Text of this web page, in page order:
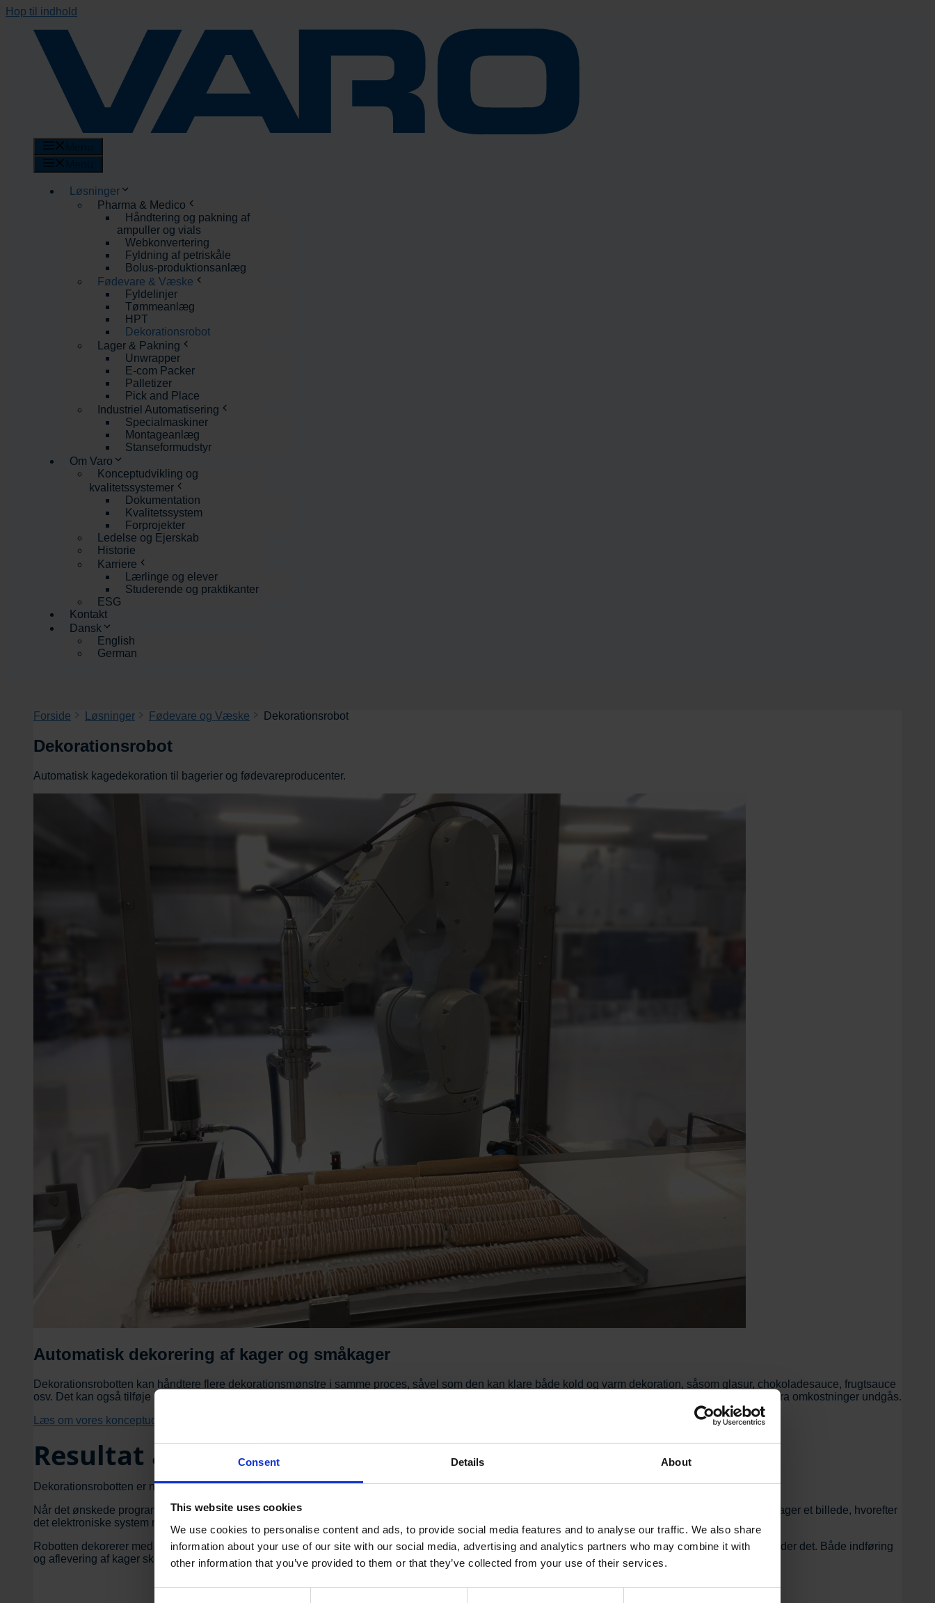
Consent Details About
This website uses cookies
We use cookies to personalise content and ads, to provide social media features and to analyse our traffic. We also share
information about your use of our site with our social media, advertising and analytics partners who may combine it with
other information that you’ve provided to them or that they’ve collected from your use of their services.
Hop til indhold
Løsninger
Pharma & Medico
Håndtering og pakning af
ampuller og vials
Webkonvertering
Fyldning af petriskåle
Bolus-produktionsanlæg
Fødevare & Væske
Fyldelinjer
Tømmeanlæg
HPT
Dekorationsrobot
Lager & Pakning
Unwrapper
E-com Packer
Palletizer
Pick and Place
Industriel Automatisering
Specialmaskiner
Montageanlæg
Stanseformudstyr
Om Varo
Konceptudvikling og
kvalitetssystemer
Dokumentation
Kvalitetssystem
Forprojekter
Ledelse og Ejerskab
Historie
Karriere
Lærlinge og elever
Studerende og praktikanter
ESG
Kontakt
Dansk
English
German
Forside Løsninger Fødevare og Væske Dekorationsrobot
Dekorationsrobot
Automatisk kagedekoration til bagerier og fødevareproducenter.
Automatisk dekorering af kager og småkager
Dekorationsrobotten kan håndtere flere dekorationsmønstre i samme proces, såvel som den kan klare både kold og varm dekoration, såsom glasur, chokoladesauce, frugtsauce
osv. Det kan også tilføje små genstande, som bær eller anden pynt. Som en option kan udstyret justeres til at passe til jeres standard kageplader, så ekstra omkostninger undgås.
Læs om vores konceptudvikling
Resultat af høj kvalitet - nem betjening
Dekorationsrobotten er nem at betjene og kan køre uden operatør, så længe der er kager og dekorationsmateriale til rådighed.
Når det ønskede program er valgt, placeres produkterne på plader og i bufferområdet. Derefter kontrolleres dekorationen, og robotten startes. Kameraet tager et billede, hvorefter
det elektroniske system registrerer antallet af produkter samt deres form og placering.
Robotten dekorerer med høj præcision og ensartet kvalitet – lige så nøjagtigt som en professionel dekoratør og så hurtigt, som dekorationsmaterialet tillader det. Både indføring
og aflevering af kager sker automatisk, hvilket gør det muligt for robotten at køre uden løbende operatørbetjening.